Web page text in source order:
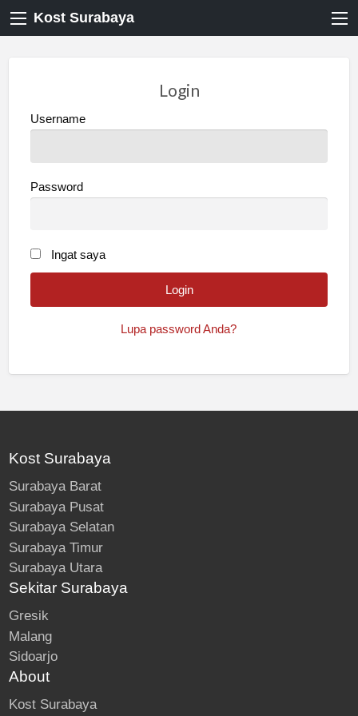
Kost Surabaya
Login
Username
Password
Ingat saya
Lupa password Anda?
Kost Surabaya
Surabaya Barat
Surabaya Pusat
Surabaya Selatan
Surabaya Timur
Surabaya Utara
Sekitar Surabaya
Gresik
Malang
Sidoarjo
About
Kost Surabaya